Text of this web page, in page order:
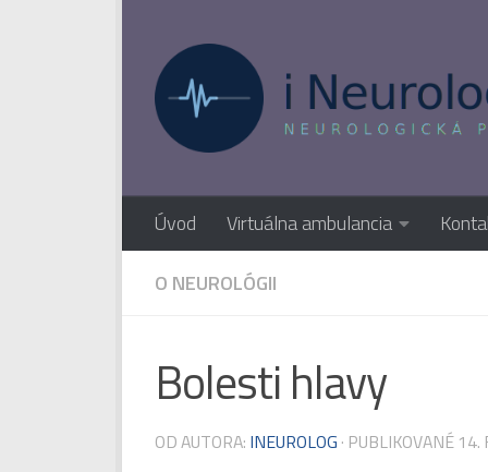
Úvod Virtuálna ambulancia
O NEUROLÓGII
Bolesti hlavy
OD AUTORA: INEUROLOG · PUBLIKOVANÉ 14.